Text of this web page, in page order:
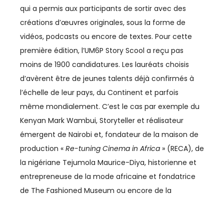
COMMERCE INTERNATIONAL
CONSO
COUPE DU MONDE
COUPE DU MONDE 2023
CULTURE
CYBERSÉCURITÉ
DÉVELOPPEMENT HUMAIN
DIGITAL
qui a permis aux participants de sortir avec des
créations d’œuvres originales, sous la forme de
vidéos, podcasts ou encore de textes. Pour cette
première édition, l’UM6P Story Scool a reçu pas
moins de 1900 candidatures. Les lauréats choisis
d’avèrent être de jeunes talents déjà confirmés à
l’échelle de leur pays, du Continent et parfois
même mondialement. C’est le cas par exemple du
Kenyan Mark Wambui, Storyteller et réalisateur
émergent de Nairobi et, fondateur de la maison de
production « Re-tuning Cinema in Africa » (RECA), de
la nigériane Tejumola Maurice-Diya, historienne et
entrepreneuse de la mode africaine et fondatrice
de The Fashioned Museum ou encore de la